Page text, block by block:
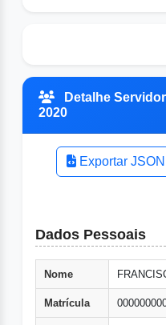
Detalhe
2020
Exportar JSON
Dados Pessoais
Nome
Matrícula